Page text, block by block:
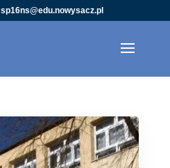
sp16ns@edu.nowysacz.pl